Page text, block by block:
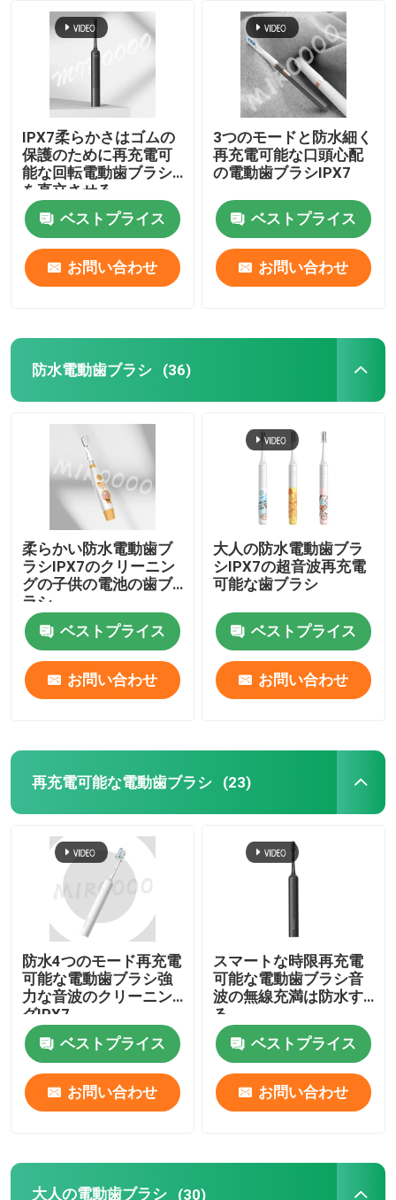
家へ
製品
わたしたち に つい て
工場 ツアー
品質管理
連絡 ください
引金 を 求め て ください
防水電動歯ブラシ
再充電可能な電動歯ブラシ
大人の電動歯ブラシ
子供の電動歯ブラシ
音波の電動歯ブラシ
スマートな電動歯ブラシ
IPX7柔らかさはゴムの
保護のために再充電可
能な回転電動歯ブラシ
を直立させる
ベストプライス
お問い合わせ
3つのモードと防水細く
再充電可能な口頭心配
の電動歯ブラシIPX7
ベストプライス
お問い合わせ
防水電動歯ブラシ (36)
柔らかい防水電動歯ブ
ラシIPX7のクリーニン
グの子供の電池の歯ブ
ラシ
ベストプライス
お問い合わせ
大人の防水電動歯ブラ
シIPX7の超音波再充電
可能な歯ブラシ
ベストプライス
お問い合わせ
再充電可能な電動歯ブラシ (23)
防水4つのモード再充電
可能な電動歯ブラシ強
力な音波のクリーニン
グIPX7
ベストプライス
お問い合わせ
スマートな時限再充電
可能な電動歯ブラシ音
波の無線充満は防水す
る
ベストプライス
お問い合わせ
大人の電動歯ブラシ (30)